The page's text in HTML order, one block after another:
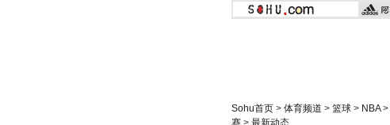
Sohu首页 > 体育频道 > 篮球 > NBA>
赛 > 最新动态